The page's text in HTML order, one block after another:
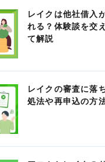
レイクは他社借入
れる？体験談を交
て解説
レイクの審査に落
処法や再申込の方